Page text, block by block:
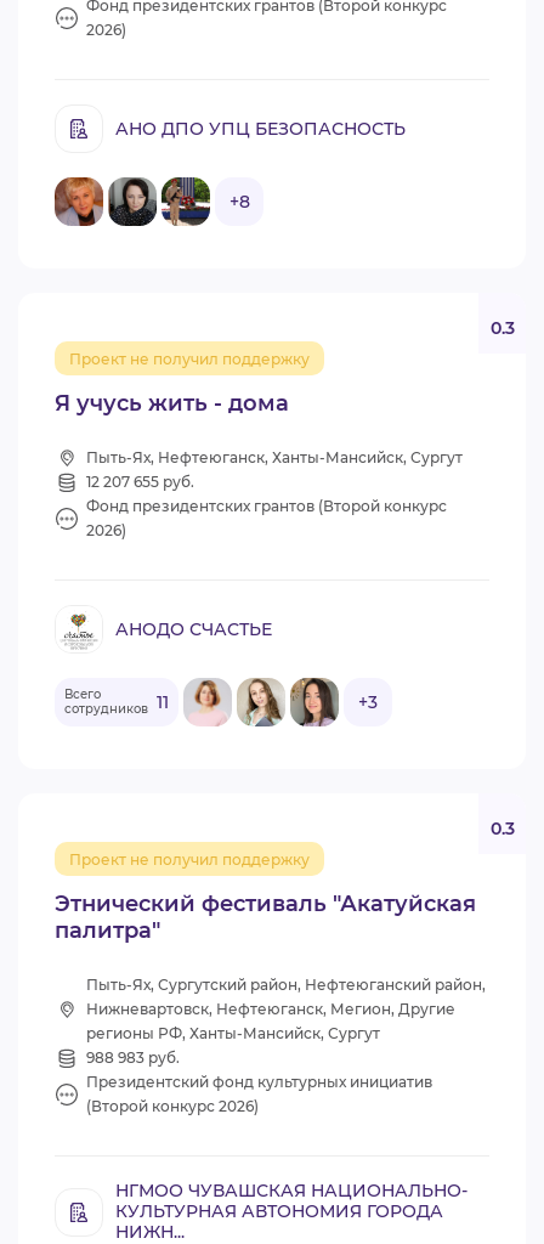
Фонд президентских грантов (Второй конкурс
2026)
АНО ДПО УПЦ БЕЗОПАСНОСТЬ
+8
Я учусь жить - дома
Проект не получил поддержку
0.3
Пыть-Ях, Нефтеюганск, Ханты-Мансийск, Сургут
12 207 655 руб.
Фонд президентских грантов (Второй конкурс
2026)
АНОДО СЧАСТЬЕ
Всего
сотрудников 11 +3
Этнический фестиваль "Акатуйская
палитра"
Проект не получил поддержку
0.3
Пыть-Ях, Сургутский район, Нефтеюганский район,
Нижневартовск, Нефтеюганск, Мегион, Другие
регионы РФ, Ханты-Мансийск, Сургут
988 983 руб.
Президентский фонд культурных инициатив
(Второй конкурс 2026)
НГМОО ЧУВАШСКАЯ НАЦИОНАЛЬНО-
КУЛЬТУРНАЯ АВТОНОМИЯ ГОРОДА
НИЖН...